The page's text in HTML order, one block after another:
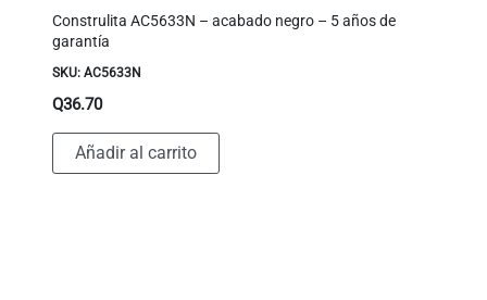
Construlita AC5633N – acabado negro – 5 años de
garantía
SKU: AC5633N
Q36.70
Añadir al carrito